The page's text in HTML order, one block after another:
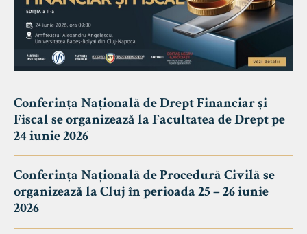
Conferința Națională de Drept Financiar și
Fiscal se organizează la Facultatea de Drept pe
24 iunie 2026
Conferința Națională de Procedură Civilă se
organizează la Cluj în perioada 25 – 26 iunie
2026